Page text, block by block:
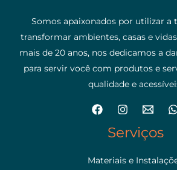
Somos apaixonados por utilizar a
transformar ambientes, casas e
mais de 20 anos, nos dedicamos a
para servir você com produtos e
qualidade e
Serviços
Materiais e